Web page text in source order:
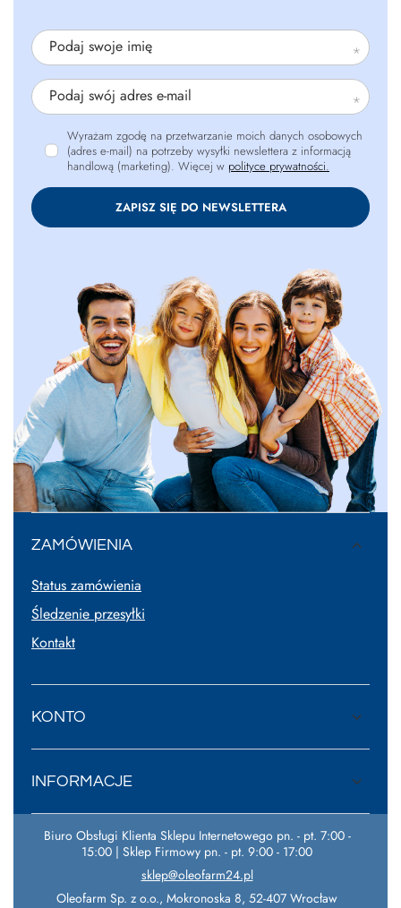
Podaj swoje imię
Podaj swój adres e-mail
Wyrażam zgodę na przetwarzanie moich danych osobowych
(adres e-mail) na potrzeby wysyłki newslettera z informacją
handlową (marketing). Więcej w polityce prywatności.
ZAPISZ SIĘ DO NEWSLETTERA
ZAMÓWIENIA
Status zamówienia
Śledzenie przesyłki
Kontakt
KONTO
INFORMACJE
Biuro Obsługi Klienta Sklepu Internetowego pn. - pt. 7:00 -
15:00 | Sklep Firmowy pn. - pt. 9:00 - 17:00
sklep@oleofarm24.pl
Oleofarm Sp. z o.o., Mokronoska 8, 52-407 Wrocław